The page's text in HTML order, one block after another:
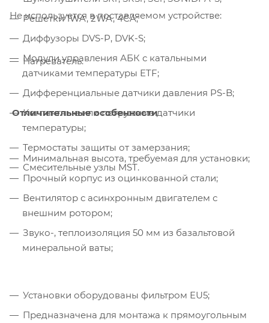
Решетки 1WA, 2WA, 4CA;
Диффузоры DVS-P, DVK-S;
Модули управления АБК с катальными
датчиками температуры ETF;
Дифференциальные датчики давления PS-B;
Контактные или погружные датчики
температуры;
Термостаты защиты от замерзания;
Смесительные узлы MST.
Не используется в поставляемом устройстве:
Нагреватель.
Отличительные особенности
Минимальная высота, требуемая для установки;
Прочный корпус из оцинкованной стали;
Вентилятор с асинхронным двигателем с
внешним ротором;
Звуко-, теплоизоляция 50 мм из базальтовой
минеральной ваты;
Установки оборудованы фильтром EU5;
Предназначена для монтажа к прямоугольным